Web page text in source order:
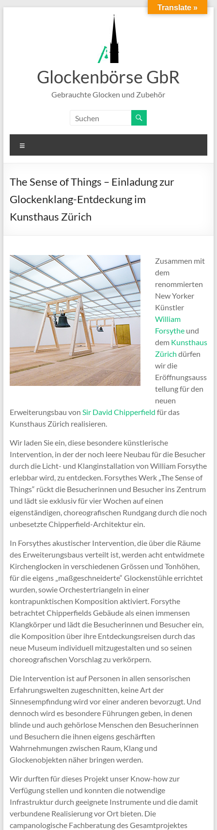
Glockenbörse GbR
Gebrauchte Glocken und Zubehör
The Sense of Things – Einladung zur
Glockenklang-Entdeckung im
Kunsthaus Zürich
Zusammen mit
dem
renommierten
New Yorker
Künstler
William
Forsytheund
dem Kunsthaus
Zürich dürfen
wir die
Eröffnungsauss
tellung für den
neuen
Erweiterungsbau von Sir David Chipperfield für das
Kunsthaus Zürich realisieren.
Wir laden Sie ein, diese besondere künstlerische
Intervention, in der der noch leere Neubau für die Besucher
durch die Licht- und Klanginstallation von William Forsythe
erlebbar wird, zu entdecken. Forsythes Werk „The Sense of
Things“ rückt die Besucherinnen und Besucher ins Zentrum
und lädt sie exklusiv für vier Wochen auf einen
eigenständigen, choreografischen Rundgang durch die noch
unbesetzte Chipperfield-Architektur ein.
In Forsythes akustischer Intervention, die über die Räume
des Erweiterungsbaus verteilt ist, werden acht entwidmete
Kirchenglocken in verschiedenen Grössen und Tonhöhen,
für die eigens „maßgeschneiderte“ Glockenstühle errichtet
wurden, sowie Orchestertriangeln in einer
kontrapunktischen Komposition aktiviert. Forsythe
betrachtet Chipperfields Gebäude als einen immensen
Klangkörper und lädt die Besucherinnen und Besucher ein,
die Komposition über ihre Entdeckungsreisen durch das
neue Museum individuell mitzugestalten und so seinen
choreografischen Vorschlag zu verkörpern.
Die Intervention ist auf Personen in allen sensorischen
Erfahrungswelten zugeschnitten, keine Art der
Sinnesempfindung wird vor einer anderen bevorzugt. Und
dennoch wird es besondere Führungen geben, in denen
blinde und auch gehörlose Menschen den Besucherinnen
und Besuchern die ihnen eigens geschärften
Wahrnehmungen zwischen Raum, Klang und
Glockenobjekten näher bringen werden.
Wir durften für dieses Projekt unser Know-how zur
Verfügung stellen und konnten die notwendige
Infrastruktur durch geeignete Instrumente und die damit
verbundene Realisierung vor Ort bieten. Die
campanologische Fachberatung des Gesamtprojektes
Translate »